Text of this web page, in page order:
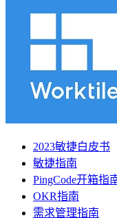
2023敏捷白皮书
敏捷指南
PingCode开箱指
OKR指南
需求管理指南